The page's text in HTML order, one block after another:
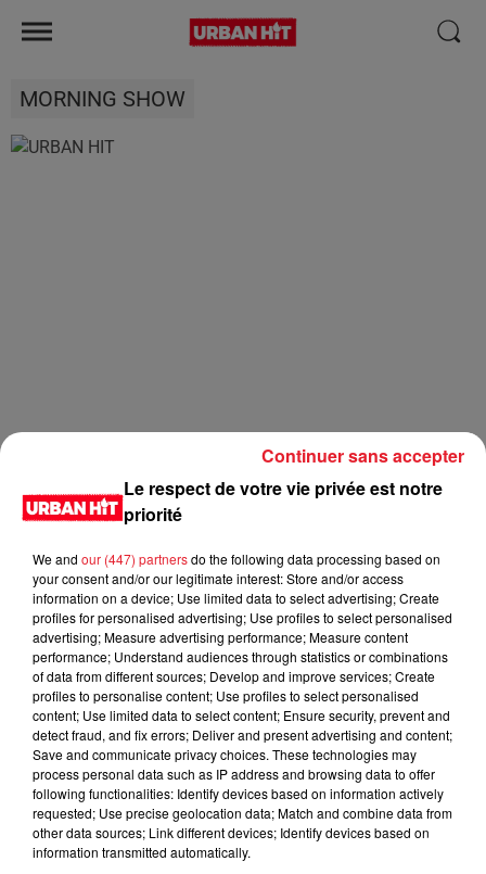
MORNING SHOW
0:00 2 min 37 sec
19 octobre 2020 - 2 min 37 sec
L'actu du jour du 20/10/2020
Le respect de votre vie privée est notre
priorité
We and our (447) partnersdo the following data processing based on
your consent and/or our legitimate interest: Store and/or access
information on a device; Use limited data to select advertising; Create
profiles for personalised advertising; Use profiles to select personalised
advertising; Measure advertising performance; Measure content
performance; Understand audiences through statistics or combinations
of data from different sources; Develop and improve services; Create
profiles to personalise content; Use profiles to select personalised
content; Use limited data to select content; Ensure security, prevent and
detect fraud, and fix errors; Deliver and present advertising and content;
Save and communicate privacy choices. These technologies may
process personal data such as IP address and browsing data to offer
following functionalities: Identify devices based on information actively
requested; Use precise geolocation data; Match and combine data from
other data sources; Link different devices; Identify devices based on
information transmitted automatically.
Continuer sans accepter